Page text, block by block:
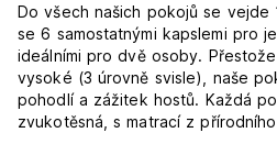
Do všech našich pokojů se vejde
se 6 samostatnými kapslemi pro
ideálními pro dvě osoby.
vysoké (3 úrovně svisle), naše
pohodlí a zážitek hostů. Každá
zvukotěsná, s matrací z